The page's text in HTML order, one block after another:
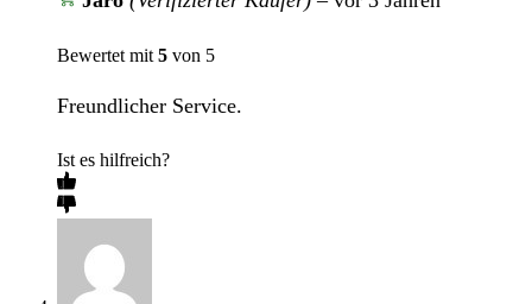
Bewertet mit 5 von 5
Freundlicher Service.
Ist es hilfreich?